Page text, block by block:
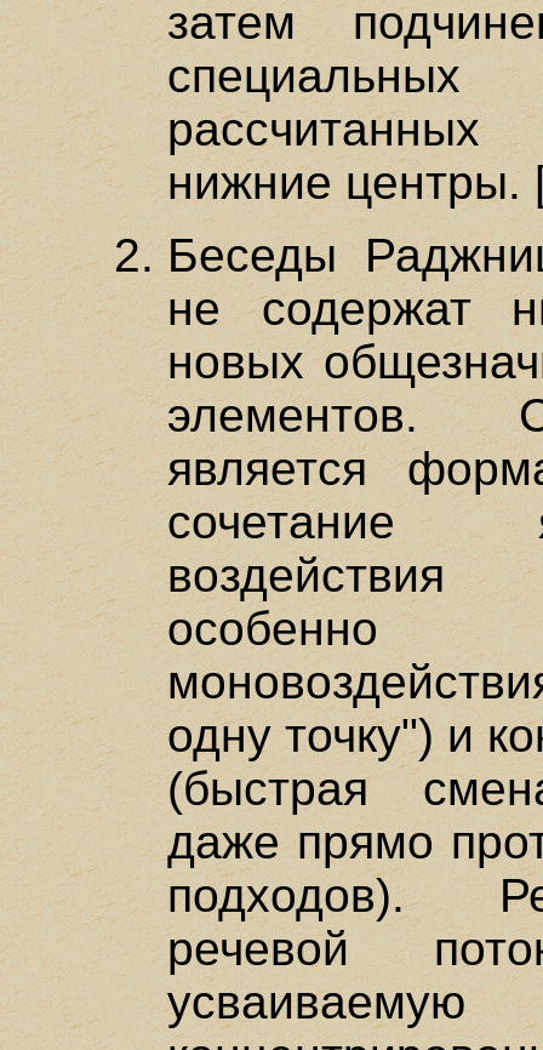
затем
нижние центры.
Беседы
не содержат
новых
элементов.
является
сочетание
воздействия
одну точку") и
(быстрая
даже прямо
подходов).
речевой